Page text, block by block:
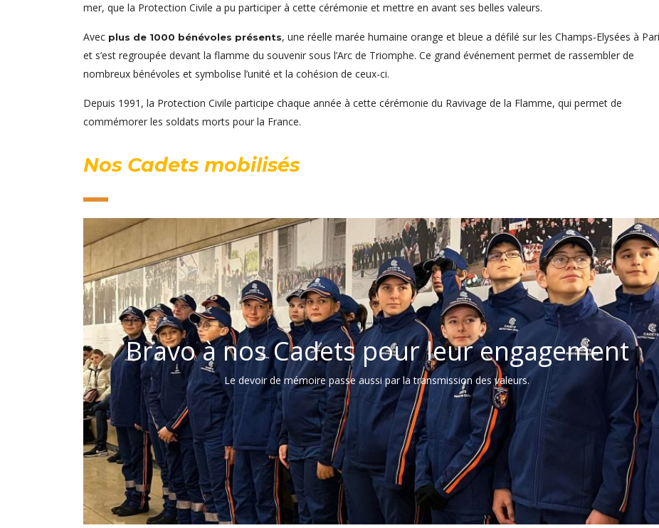
mer, que la Protection Civile a pu participer à cette cérémonie et mettre en avant ses belles valeurs.
Avec plus de 1000 bénévoles présents, une réelle marée humaine orange et bleue a défilé sur les Champs-Elysées à
et s’est regroupée devant la flamme du souvenir sous l’Arc de Triomphe. Ce grand événement permet de rassembler de
nombreux bénévoles et symbolise l’unité et la cohésion de ceux-ci.
Depuis 1991, la Protection Civile participe chaque année à cette cérémonie du Ravivage de la Flamme, qui permet de
commémorer les soldats morts pour la France.
Nos Cadets mobilisés
Bravo à nos Cadets pour leur engagement
Le devoir de mémoire passe aussi par la transmission des valeurs.